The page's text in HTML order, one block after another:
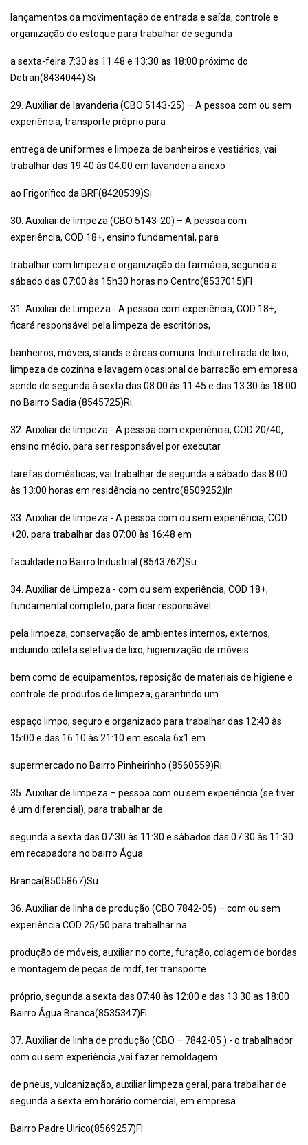
lançamentos da movimentação de entrada e saída, controle e
organização do estoque para trabalhar de segunda
a sexta-feira 7:30 às 11:48 e 13:30 as 18:00 próximo do
Detran(8434044) Si
29. Auxiliar de lavanderia (CBO 5143-25) – A pessoa com ou sem
experiência, transporte próprio para
entrega de uniformes e limpeza de banheiros e vestiários, vai
trabalhar das 19:40 às 04:00 em lavanderia anexo
ao Frigorífico da BRF(8420539)Si
30. Auxiliar de limpeza (CBO 5143-20) – A pessoa com
experiência, COD 18+, ensino fundamental, para
trabalhar com limpeza e organização da farmácia, segunda a
sábado das 07:00 às 15h30 horas no Centro(8537015)Fl
31. Auxiliar de Limpeza - A pessoa com experiência, COD 18+,
ficará responsável pela limpeza de escritórios,
banheiros, móveis, stands e áreas comuns. Inclui retirada de lixo,
limpeza de cozinha e lavagem ocasional de barracão em empresa
sendo de segunda à sexta das 08:00 às 11:45 e das 13:30 às 18:00
no Bairro Sadia (8545725)Ri.
32. Auxiliar de limpeza - A pessoa com experiência, COD 20/40,
ensino médio, para ser responsável por executar
tarefas domésticas, vai trabalhar de segunda a sábado das 8:00
às 13:00 horas em residência no centro(8509252)In
33. Auxiliar de limpeza - A pessoa com ou sem experiência, COD
+20, para trabalhar das 07:00 às 16:48 em
faculdade no Bairro Industrial (8543762)Su
34. Auxiliar de Limpeza - com ou sem experiência, COD 18+,
fundamental completo, para ficar responsável
pela limpeza, conservação de ambientes internos, externos,
incluindo coleta seletiva de lixo, higienização de móveis
bem como de equipamentos, reposição de materiais de higiene e
controle de produtos de limpeza, garantindo um
espaço limpo, seguro e organizado para trabalhar das 12:40 às
15:00 e das 16:10 às 21:10 em escala 6x1 em
supermercado no Bairro Pinheirinho (8560559)Ri.
35. Auxiliar de limpeza – pessoa com ou sem experiência (se tiver
é um diferencial), para trabalhar de
segunda a sexta das 07:30 às 11:30 e sábados das 07:30 às 11:30
em recapadora no bairro Água
Branca(8505867)Su
36. Auxiliar de linha de produção (CBO 7842-05) – com ou sem
experiência COD 25/50 para trabalhar na
produção de móveis, auxiliar no corte, furação, colagem de bordas
e montagem de peças de mdf, ter transporte
próprio, segunda a sexta das 07:40 às 12:00 e das 13:30 as 18:00
Bairro Água Branca(8535347)Fl.
37. Auxiliar de linha de produção (CBO – 7842-05 ) - o trabalhador
com ou sem experiência ,vai fazer remoldagem
de pneus, vulcanização, auxiliar limpeza geral, para trabalhar de
segunda a sexta em horário comercial, em empresa
Bairro Padre Ulrico(8569257)Fl